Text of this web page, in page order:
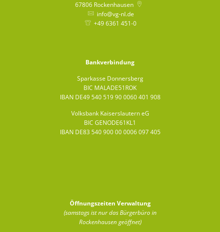
67806 Rockenhausen
info@vg-nl.de
+49 6361 451-0
Bankverbindung
Sparkasse Donnersberg
BIC MALADE51ROK
IBAN DE49 540 519 90 0060 401 908
Volksbank Kaiserslautern eG
BIC GENODE61KL1
IBAN DE83 540 900 00 0006 097 405
Öffnungszeiten Verwaltung
(samstags ist nur das Bürgerbüro in
Rockenhausen geöffnet)